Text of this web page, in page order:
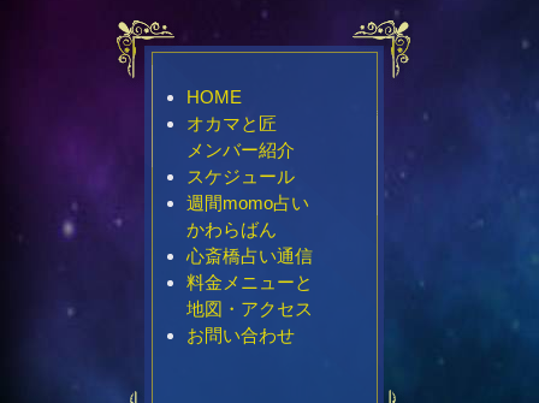
HOME
オカマと匠
メンバー紹介
スケジュール
週間momo占い
かわらばん
心斎橋占い通信
料金メニューと
地図・アクセス
お問い合わせ